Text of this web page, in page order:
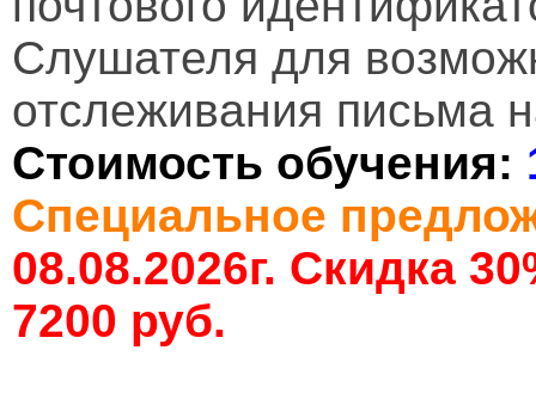
Слушателя для
отслеживания письма
Стоимость обучения:
Специальное
08.08.2026г. Скидка
7200 руб.